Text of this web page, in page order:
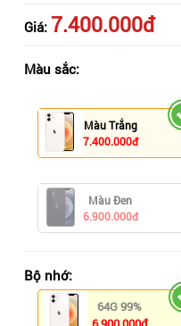
Giá: 7.400.000đ
Màu sắc:
Màu Trắng
7.400.000đ
Màu Đen
6.900.000đ
Bộ nhớ:
64G 99%